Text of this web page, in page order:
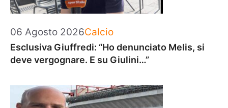
06 Agosto 2026Categorie
Calcio
Esclusiva Giuffredi: “Ho denunciato Melis, si
deve vergognare. E su Giulini…”